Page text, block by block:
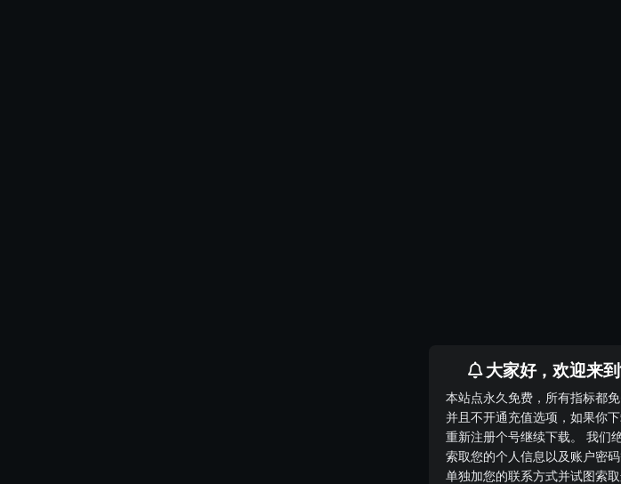
大家好，欢迎来
本站点永久免费，所有指标都
并且不开通充值选项，如果你
重新注册个号继续下载。 我们
索取您的个人信息以及账户密
单独加您的联系方式并试图索